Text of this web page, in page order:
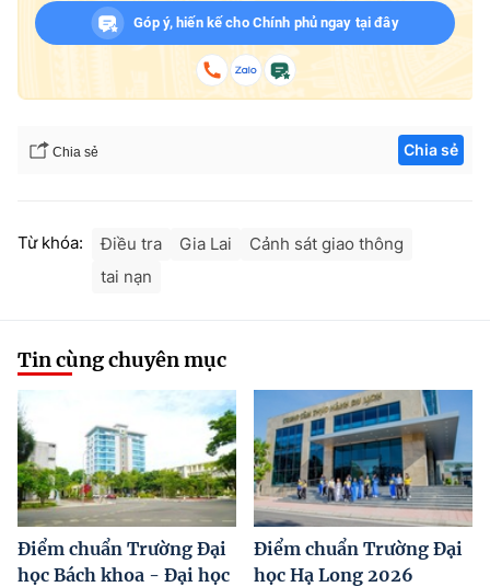
Góp ý, hiến kế cho Chính phủ ngay tại đây
Chia sẻ Chia sẻ
Từ khóa: Điều tra Gia Lai
Cảnh sát giao thông
tai nạn
Tin cùng chuyên mục
Điểm chuẩn Trường Đại
học Bách khoa - Đại học
Điểm chuẩn Trường Đại
học Hạ Long 2026